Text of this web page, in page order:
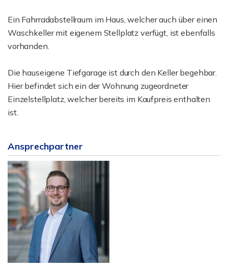
Ein Fahrradabstellraum im Haus, welcher auch über einen
Waschkeller mit eigenem Stellplatz verfügt, ist ebenfalls
vorhanden.
Die hauseigene Tiefgarage ist durch den Keller begehbar.
Hier befindet sich ein der Wohnung zugeordneter
Einzelstellplatz, welcher bereits im Kaufpreis enthalten
ist.
Ansprechpartner